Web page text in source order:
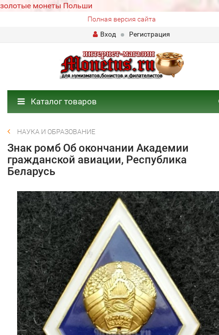
золотые монеты Польши
Полная версия сайта
Вход
Регистрация
Каталог товаров
НАУКА И ОБРАЗОВАНИЕ
Знак ромб Об окончании Академии
гражданской авиации, Республика
Беларусь